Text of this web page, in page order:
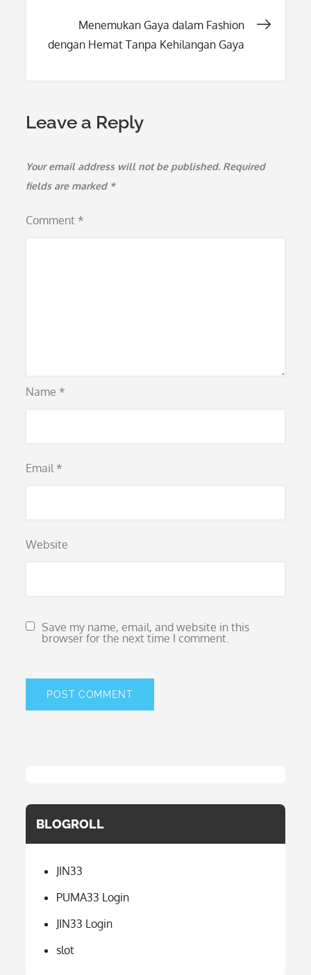
Menemukan Gaya dalam Fashion
dengan Hemat Tanpa Kehilangan Gaya
Leave a Reply
Your email address will not be published. Required
fields are marked *
Comment *
Name *
Email *
Website
Save my name, email, and website in this
browser for the next time I comment.
BLOGROLL
JIN33
PUMA33 Login
JIN33 Login
slot